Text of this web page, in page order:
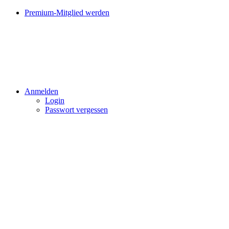
Premium-Mitglied werden
Anmelden
Login
Passwort vergessen